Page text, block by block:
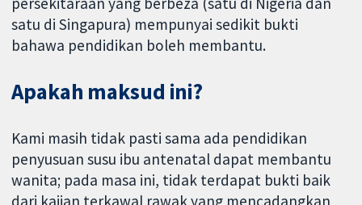
satu di Singapura) mempunyai sedikit bukti
bahawa pendidikan boleh membantu.
Apakah maksud ini?
Kami masih tidak pasti sama ada pendidikan
penyusuan susu ibu antenatal dapat membantu
wanita; pada masa ini, tidak terdapat bukti baik